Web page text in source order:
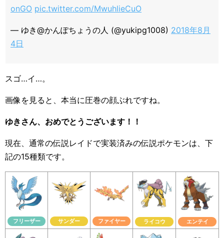
onGO pic.twitter.com/MwuhlieCuO
— ゆき@かんぽちょうの人 (@yukipg1008) 2018年8月
4日
スゴ…イ…。
画像を見ると、本当に圧巻の顔ぶれですね。
ゆきさん、おめでとうございます！！
現在、通常の伝説レイドで実装済みの伝説ポケモンは、下
記の15種類です。
フリーザー サンダー ファイヤー ライコウ エンテイ